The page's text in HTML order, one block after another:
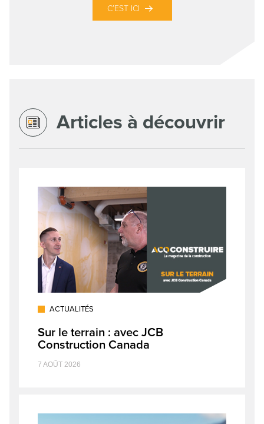
C’EST ICI
Articles à découvrir
ACTUALITÉS
Sur le terrain : avec JCB
Construction Canada
7 AOÛT 2026